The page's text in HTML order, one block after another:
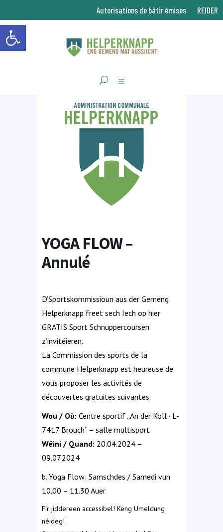
Ouvrir la barre d’outils
Autorisations de bâtir émises REIDER
YOGA FLOW –
Annulé
D’Sportskommissioun aus der Gemeng
Helperknapp freet sech Iech op hier
GRATIS Sport Schnuppercoursen
z’invitéieren.
La Commission des sports de la
commune Helperknapp est heureuse de
vous proposer les activités de
découvertes gratuites suivantes.
Wou / Où: Centre sportif „An der Koll · L-
7417 Brouch“ – salle multisport
Wéini / Quand: 20.04.2024 –
09.07.2024
b. Yoga Flow: Samschdes / Samedi vun
10.00 – 11.30 Auer
Fir jiddereen accessibel! Keng Umeldung
néideg!